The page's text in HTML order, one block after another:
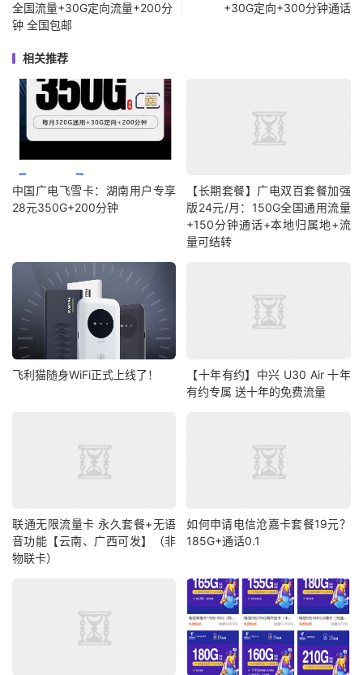
全国流量+30G定向流量+200分
钟 全国包邮
+30G定向+300分钟通话
相关推荐
中国广电飞雪卡：湖南用户专享
28元350G+200分钟
【长期套餐】广电双百套餐加强
版24元/月：150G全国通用流量
+150分钟通话+本地归属地+流
量可结转
飞利猫随身WiFi正式上线了！
【十年有约】中兴 U30 Air 十年
有约专属 送十年的免费流量
联通无限流量卡 永久套餐+无语
音功能【云南、广西可发】（非
物联卡）
如何申请电信沧嘉卡套餐19元？
185G+通话0.1